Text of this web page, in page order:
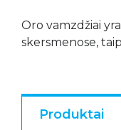
Oro vamzdžiai
skersmenose,
Produktai